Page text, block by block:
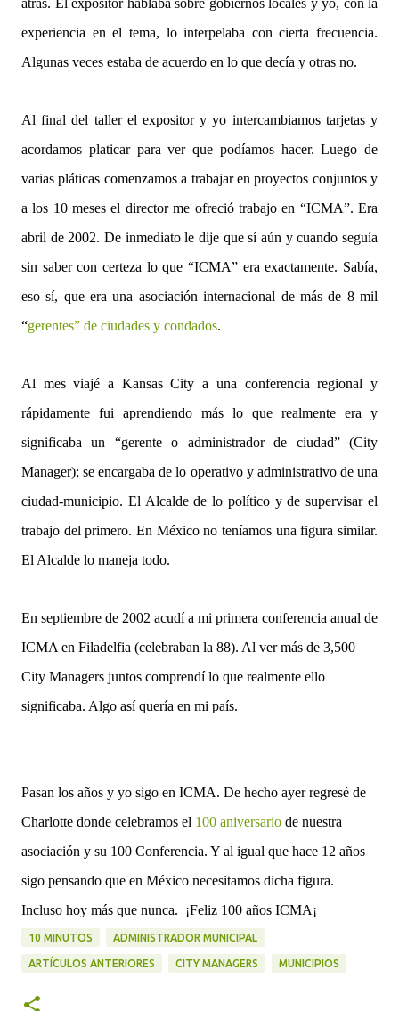
atrás. El expositor hablaba sobre gobiernos locales y yo, con la
experiencia en el tema, lo interpelaba con cierta frecuencia.
Algunas veces estaba de acuerdo en lo que decía y otras no.
Al final del taller el expositor y yo intercambiamos tarjetas y
acordamos platicar para ver que podíamos hacer. Luego de
varias pláticas comenzamos a trabajar en proyectos conjuntos y
a los 10 meses el director me ofreció trabajo en “ICMA”. Era
abril de 2002. De inmediato le dije que sí aún y cuando seguía
sin saber con certeza lo que “ICMA” era exactamente. Sabía,
eso sí, que era una asociación internacional de más de 8 mil
“gerentes” de ciudades y condados.
Al mes viajé a Kansas City a una conferencia regional y
rápidamente fui aprendiendo más lo que realmente era y
significaba un “gerente o administrador de ciudad” (City
Manager); se encargaba de lo operativo y administrativo de una
ciudad-municipio. El Alcalde de lo político y de supervisar el
trabajo del primero. En México no teníamos una figura similar.
El Alcalde lo maneja todo.
En septiembre de 2002 acudí a mi primera conferencia anual de
ICMA en Filadelfia (celebraban la 88). Al ver más de 3,500
City Managers juntos comprendí lo que realmente ello
significaba. Algo así quería en mi país.
Pasan los años y yo sigo en ICMA. De hecho ayer regresé de
Charlotte donde celebramos el 100 aniversario de nuestra
asociación y su 100 Conferencia. Y al igual que hace 12 años
sigo pensando que en México necesitamos dicha figura.
Incluso hoy más que nunca. ¡Feliz 100 años ICMA¡
10 MINUTOS ADMINISTRADOR MUNICIPAL
ARTÍCULOS ANTERIORES CITY MANAGERS MUNICIPIOS